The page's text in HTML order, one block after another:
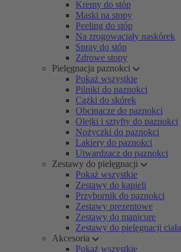
Kremy do stóp
Maski na stopy
Peeling do stóp
Na zrogowaciały naskórek
Spray do stóp
Zdrowe stopy
Pielęgnacja paznokci
Pokaż wszystkie
Pilniki do paznokci
Cążki do skórek
Obcinacze do paznokci
Olejki i sztyfty do paznokci
Nożyczki do paznokci
Lakiery do paznokci
Utwardzacz do paznokci
Zestawy do pielęgnacji
Pokaż wszystkie
Zestawy do kąpieli
Przybornik do paznokci
Zestawy prezentowe
Zestawy do manicure
Zestawy do pielęgnacji ciała
Akcesoria
Pokaż wszystkie